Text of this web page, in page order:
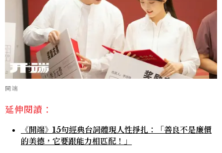
開端
延伸閱讀：
《開端》15句經典台詞體現人性掙扎：「善良不是廉價
的美德，它要跟能力相匹配！」